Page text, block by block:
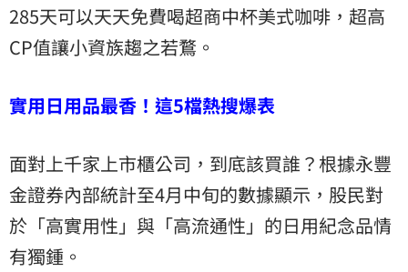
285天可以天天免費喝超商中杯美式咖啡，超高
CP值讓小資族趨之若鶩。
實用日用品最香！這5檔熱搜爆表
面對上千家上市櫃公司，到底該買誰？根據永豐
金證券內部統計至4月中旬的數據顯示，股民對
於「高實用性」與「高流通性」的日用紀念品情
有獨鍾。